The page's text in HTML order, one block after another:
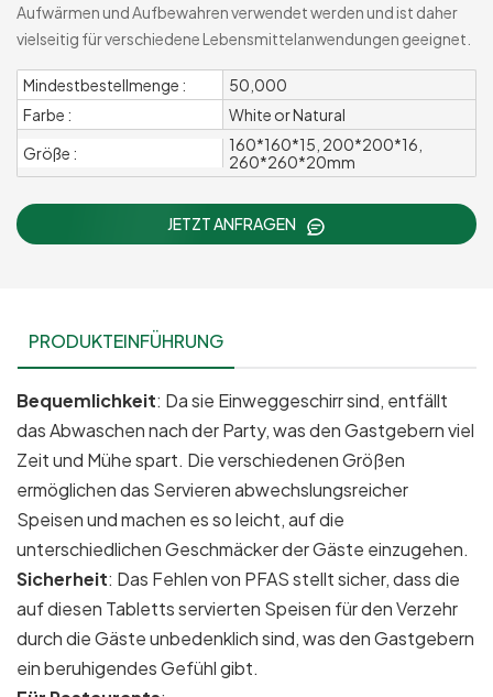
Aufwärmen und Aufbewahren verwendet werden und ist daher
vielseitig für verschiedene Lebensmittelanwendungen geeignet.
Mindestbestellmenge :
50,000
Farbe :
White or Natural
Größe :
160*160*15, 200*200*16,
260*260*20mm
JETZT ANFRAGEN
PRODUKTEINFÜHRUNG
Bequemlichkeit: Da sie Einweggeschirr sind, entfällt
das Abwaschen nach der Party, was den Gastgebern viel
Zeit und Mühe spart. Die verschiedenen Größen
ermöglichen das Servieren abwechslungsreicher
Speisen und machen es so leicht, auf die
unterschiedlichen Geschmäcker der Gäste einzugehen.
Sicherheit: Das Fehlen von PFAS stellt sicher, dass die
auf diesen Tabletts servierten Speisen für den Verzehr
durch die Gäste unbedenklich sind, was den Gastgebern
ein beruhigendes Gefühl gibt.